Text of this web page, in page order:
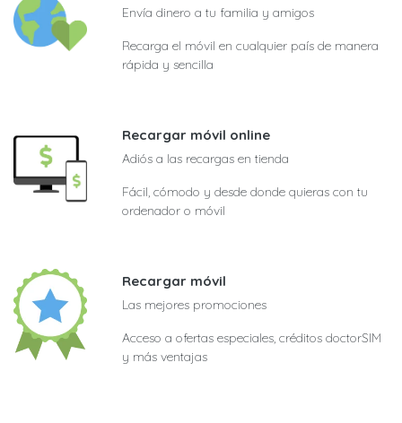
Envía dinero a tu familia y amigos
Recarga el móvil en cualquier país de manera
rápida y sencilla
Recargar móvil online
Adiós a las recargas en tienda
Fácil, cómodo y desde donde quieras con tu
ordenador o móvil
Recargar móvil
Las mejores promociones
Acceso a ofertas especiales, créditos doctorSIM
y más ventajas